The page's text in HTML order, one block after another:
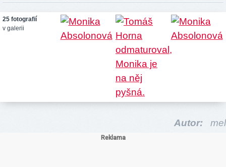
25 fotografií
v galerii
Autor: mel